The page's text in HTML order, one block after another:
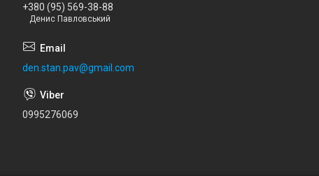
+380 (95) 569-38-88
Денис Павловський
den.stan.pav@gmail.com
0995276069